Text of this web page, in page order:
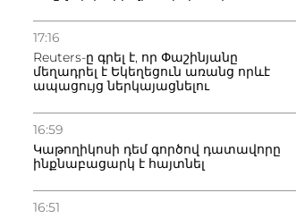
17:16
Reuters-ը գրել է, որ Փաշինյանը
մեղադրել է Եկեղեցուն առանց որևէ
ապացույց ներկայացնելու
16:59
Կաթողիկոսի դեմ գործով դատավորը
ինքնաբացարկ է հայտնել
16:51